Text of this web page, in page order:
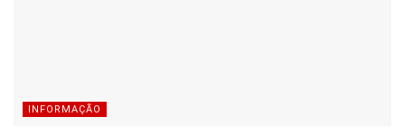
INFORMAÇÃO